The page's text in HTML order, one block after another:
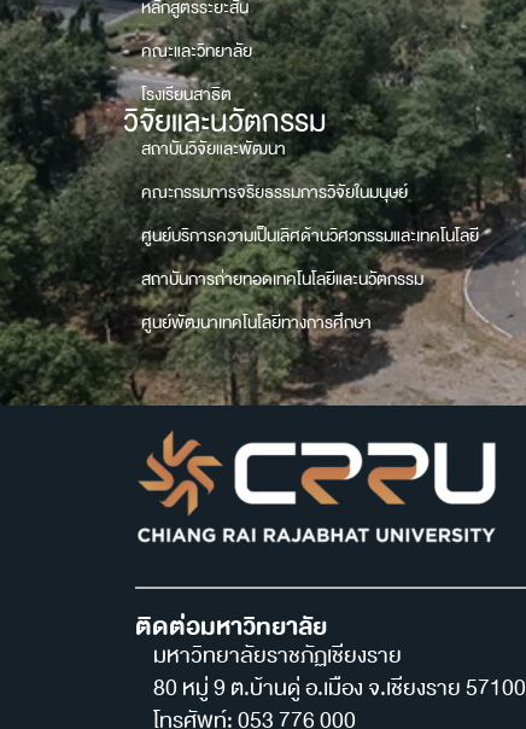
หลักสูตรระยะสั้น
คณะและวิทยาลัย
โรงเรียนสาธิต
วิจัยและนวัตกรรม
สถาบันวิจัยและพัฒนา
คณะกรรมการจริยธรรมการวิจัยในมนุษย์
ศูนย์บริการความเป็นเลิศด้านวิศวกรรมและเทคโนโลยี
สถาบันการถ่ายทอดเทคโนโลยีและนวัตกรรม
ศูนย์พัฒนาเทคโนโลยีทางการศึกษา
ติดต่อมหาวิทยาลัย
มหาวิทยาลัยราชภัฏเชียงราย
80 หมู่ 9 ต.บ้านดู่ อ.เมือง จ.เชียงราย 57100
โทรศัพท์: 053 776 000